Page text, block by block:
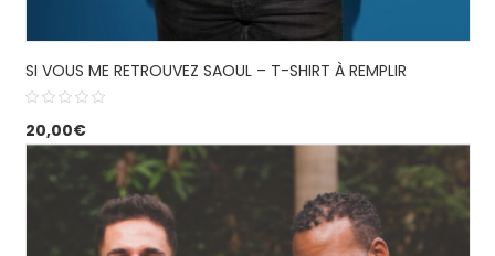
SI VOUS ME RETROUVEZ SAOUL – T-SHIRT À REMPLIR
20,00€